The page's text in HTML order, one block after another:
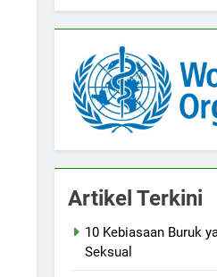
Artikel Terkini
10 Kebiasaan Buruk
Seksual